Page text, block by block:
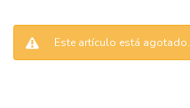
Este artículo está agotado.